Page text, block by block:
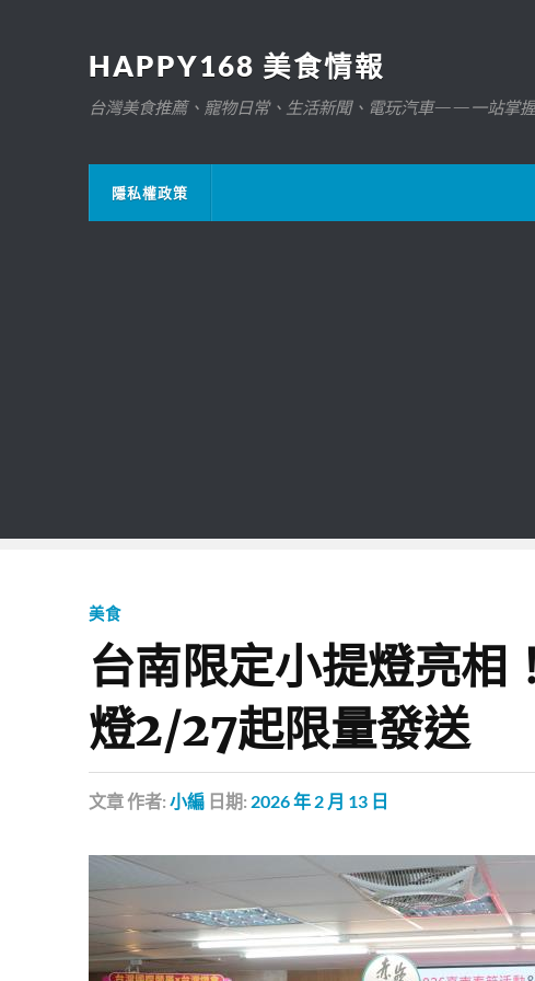
HAPPY168 美食情報
台灣美食推薦、寵物日常、生活新聞、電玩汽車——一站掌
隱私權政策
美食
台南限定小提燈亮相
燈2/27起限量發送
文章作者: 小編 日期: 2026 年 2 月 13 日